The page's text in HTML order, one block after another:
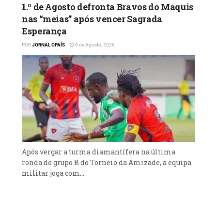
1.º de Agosto defronta Bravos do Maquis
nas “meias” após vencer Sagrada
Esperança
PORJORNAL OPAÍS 6 de Agosto, 2026
Após vergar a turma diamantífera na última
ronda do grupo B do Torneio da Amizade, a equipa
militar joga com...